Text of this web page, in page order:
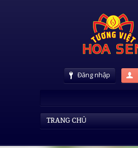
Đăng nhập
TRANG CHỦ